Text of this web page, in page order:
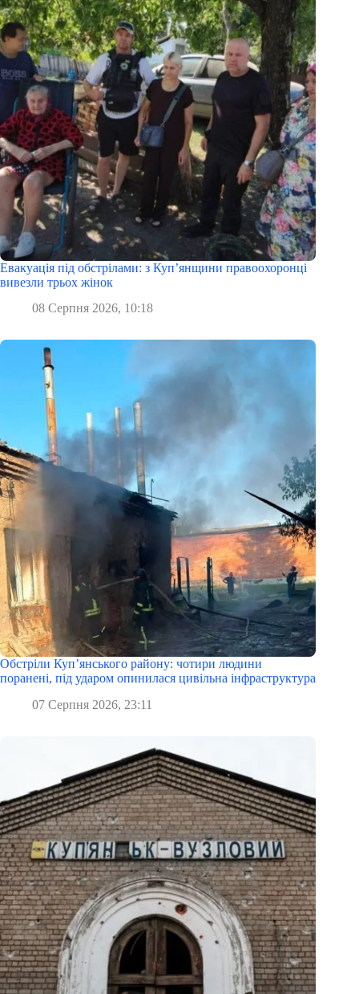
Евакуація під обстрілами: з Куп’янщини правоохоронці
вивезли трьох жінок
08 Серпня 2026, 10:18
Обстріли Куп’янського району: чотири людини
поранені, під ударом опинилася цивільна інфраструктура
07 Серпня 2026, 23:11